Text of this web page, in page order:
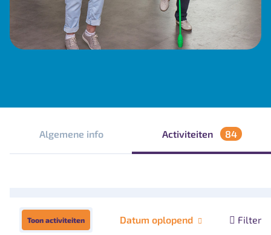
Algemene info Activiteiten 84
Toon activiteiten Datum oplopend Filter